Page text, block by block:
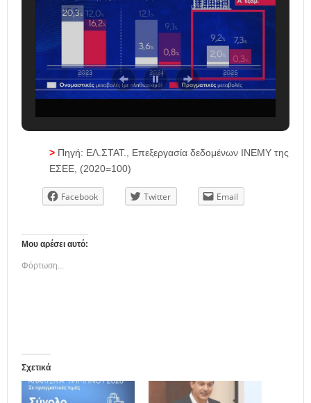
> Πηγή: ΕΛ.ΣΤΑΤ., Επεξεργασία δεδομένων ΙΝΕΜΥ της
ΕΣΕΕ, (2020=100)
Facebook Twitter Email
Μου αρέσει αυτό:
Φόρτωση...
Σχετικά